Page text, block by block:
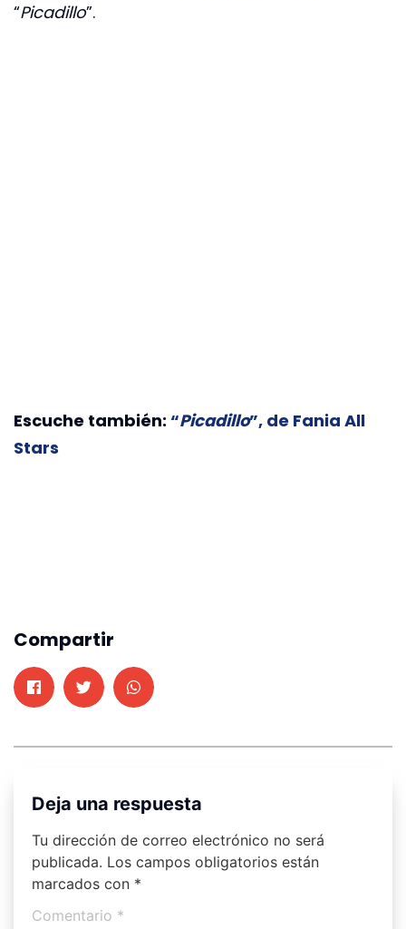
“Picadillo”.
Escuche también: “Picadillo”, de Fania All
Stars
Compartir
Deja una respuesta
Tu dirección de correo electrónico no será
publicada. Los campos obligatorios están
marcados con *
Comentario *